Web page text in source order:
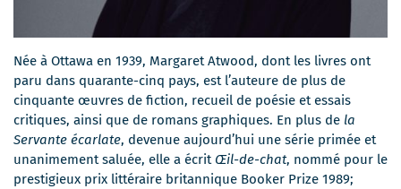
Née à Ottawa en 1939, Margaret Atwood, dont les livres ont
paru dans quarante-cinq pays, est l’auteure de plus de
cinquante œuvres de fiction, recueil de poésie et essais
critiques, ainsi que de romans graphiques. En plus de la
Servante écarlate, devenue aujourd’hui une série primée et
unanimement saluée, elle a écrit Œil-de-chat, nommé pour le
prestigieux prix littéraire britannique Booker Prize 1989;